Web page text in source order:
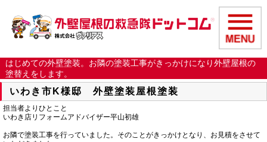
はじめての外壁塗装。お隣の塗装工事がきっかけになり外壁屋根の
塗替えをします。
いわき市K様邸 外壁塗装屋根塗装
担当者よりひとこと
いわき店リフォームアドバイザー平山初雄
お隣で塗装工事を行っていました。そのことがきっかけとなり、お見積をさせて